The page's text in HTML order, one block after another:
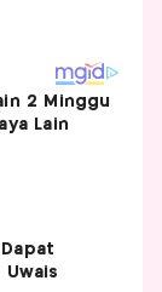
2 Minggu
Lain
Uwais